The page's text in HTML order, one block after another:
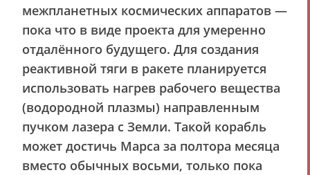
межпланетных космических аппаратов —
пока что в виде проекта для умеренно
отдалённого будущего. Для создания
реактивной тяги в ракете планируется
использовать нагрев рабочего вещества
(водородной плазмы) направленным
пучком лазера с Земли. Такой корабль
может достичь Марса за полтора месяца
вместо обычных восьми, только пока